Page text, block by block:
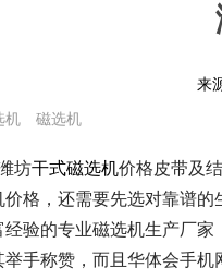
来
机 磁选机
坊干式磁选机价格皮带及
格，还需要先选对靠谱
验的专业磁选机生产厂
手称赞，而且华体会手